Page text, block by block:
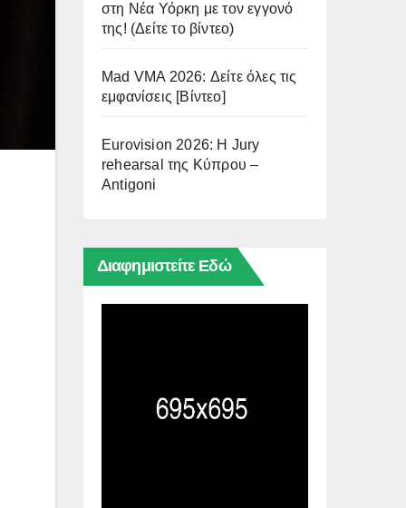
στη Νέα Υόρκη με τον εγγονό
της! (Δείτε το βίντεο)
Mad VMA 2026: Δείτε όλες τις
εμφανίσεις [Βίντεο]
Eurovision 2026: Η Jury
rehearsal της Κύπρου –
Antigoni
Διαφημιστείτε Εδώ